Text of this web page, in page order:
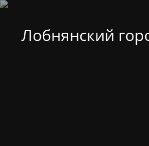
Лобнянский